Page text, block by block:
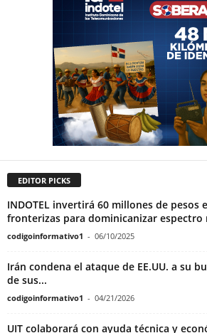
EDITOR PICKS
INDOTEL invertirá 60 millones de pesos
fronterizas para dominicanizar espectro
codigoinformativo1 - 06/10/2025
Irán condena el ataque de EE.UU. a su
de sus...
codigoinformativo1 - 04/21/2026
UIT colaborará con ayuda técnica y